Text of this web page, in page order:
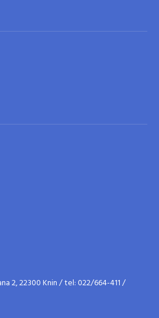
2, 22300 Knin / tel: 022/664-411 /